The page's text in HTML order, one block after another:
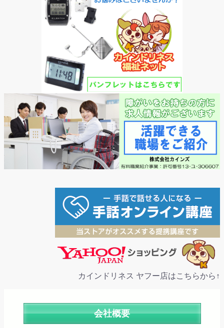
カインドリネス ヤフー店はこちらから↑
会社概要